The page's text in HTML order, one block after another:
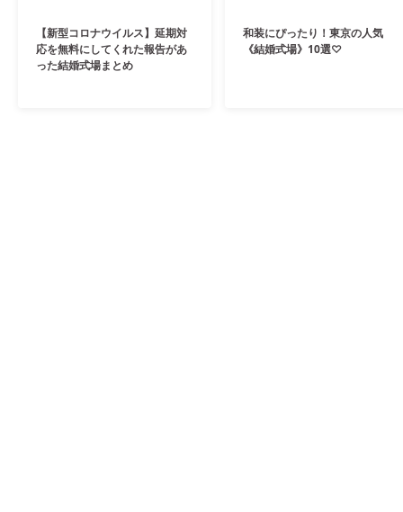
【新型コロナウイルス】延期対
応を無料にしてくれた報告があ
った結婚式場まとめ
和装にぴったり！東京の人気
《結婚式場》10選♡